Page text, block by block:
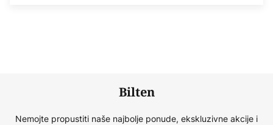
Bilten
Nemojte propustiti naše najbolje ponude, ekskluzivne akcije i